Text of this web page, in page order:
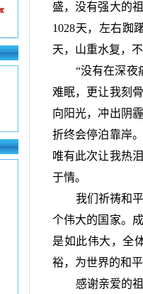
盛，没有强大的
1028天，左右踟
天，山重水复，
“没有在深夜
难眠，更让我刻
向阳光，冲出阴
折终会停泊靠岸
唯有此次让我热
于情。
我们祈祷和
个伟大的国家。
是如此伟大，全
裕，为世界的和
感谢亲爱的